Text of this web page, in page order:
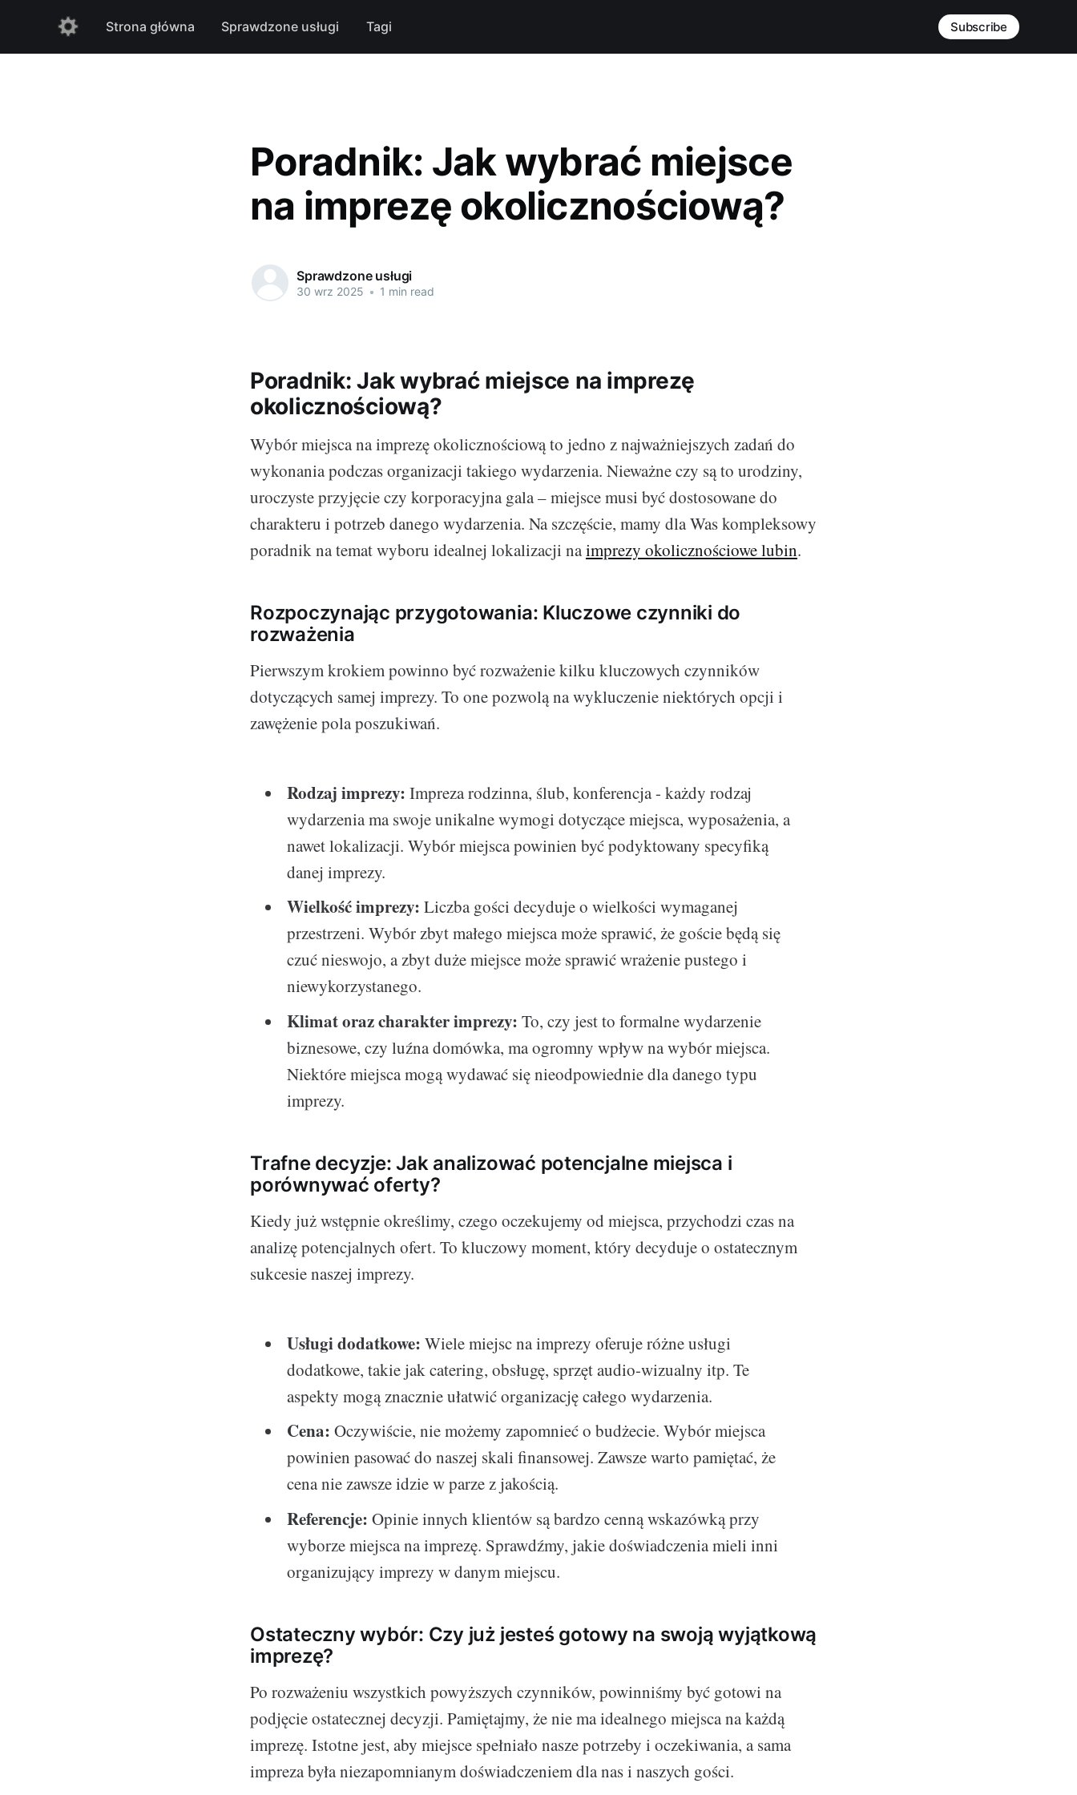
Strona główna Sprawdzone usługi Tagi Subscribe
Poradnik: Jak wybrać miejsce
na imprezę okolicznościową?
Sprawdzone usługi
30 wrz 2025 • 1 min read
Poradnik: Jak wybrać miejsce na imprezę
okolicznościową?
Wybór miejsca na imprezę okolicznościową to jedno z najważniejszych zadań do
wykonania podczas organizacji takiego wydarzenia. Nieważne czy są to urodziny,
uroczyste przyjęcie czy korporacyjna gala – miejsce musi być dostosowane do
charakteru i potrzeb danego wydarzenia. Na szczęście, mamy dla Was kompleksowy
poradnik na temat wyboru idealnej lokalizacji naimprezy okolicznościowe lubin.
Rozpoczynając przygotowania: Kluczowe czynniki do
rozważenia
Pierwszym krokiem powinno być rozważenie kilku kluczowych czynników
dotyczących samej imprezy. To one pozwolą na wykluczenie niektórych opcji i
zawężenie pola poszukiwań.
Rodzaj imprezy: Impreza rodzinna, ślub, konferencja - każdy rodzaj
wydarzenia ma swoje unikalne wymogi dotyczące miejsca, wyposażenia, a
nawet lokalizacji. Wybór miejsca powinien być podyktowany specyfiką
danej imprezy.
Wielkość imprezy: Liczba gości decyduje o wielkości wymaganej
przestrzeni. Wybór zbyt małego miejsca może sprawić, że goście będą się
czuć nieswojo, a zbyt duże miejsce może sprawić wrażenie pustego i
niewykorzystanego.
Klimat oraz charakter imprezy: To, czy jest to formalne wydarzenie
biznesowe, czy luźna domówka, ma ogromny wpływ na wybór miejsca.
Niektóre miejsca mogą wydawać się nieodpowiednie dla danego typu
imprezy.
Trafne decyzje: Jak analizować potencjalne miejsca i
porównywać oferty?
Kiedy już wstępnie określimy, czego oczekujemy od miejsca, przychodzi czas na
analizę potencjalnych ofert. To kluczowy moment, który decyduje o ostatecznym
sukcesie naszej imprezy.
Usługi dodatkowe: Wiele miejsc na imprezy oferuje różne usługi
dodatkowe, takie jak catering, obsługę, sprzęt audio-wizualny itp. Te
aspekty mogą znacznie ułatwić organizację całego wydarzenia.
Cena: Oczywiście, nie możemy zapomnieć o budżecie. Wybór miejsca
powinien pasować do naszej skali finansowej. Zawsze warto pamiętać, że
cena nie zawsze idzie w parze z jakością.
Referencje: Opinie innych klientów są bardzo cenną wskazówką przy
wyborze miejsca na imprezę. Sprawdźmy, jakie doświadczenia mieli inni
organizujący imprezy w danym miejscu.
Ostateczny wybór: Czy już jesteś gotowy na swoją wyjątkową
imprezę?
Po rozważeniu wszystkich powyższych czynników, powinniśmy być gotowi na
podjęcie ostatecznej decyzji. Pamiętajmy, że nie ma idealnego miejsca na każdą
imprezę. Istotne jest, aby miejsce spełniało nasze potrzeby i oczekiwania, a sama
impreza była niezapomnianym doświadczeniem dla nas i naszych gości.